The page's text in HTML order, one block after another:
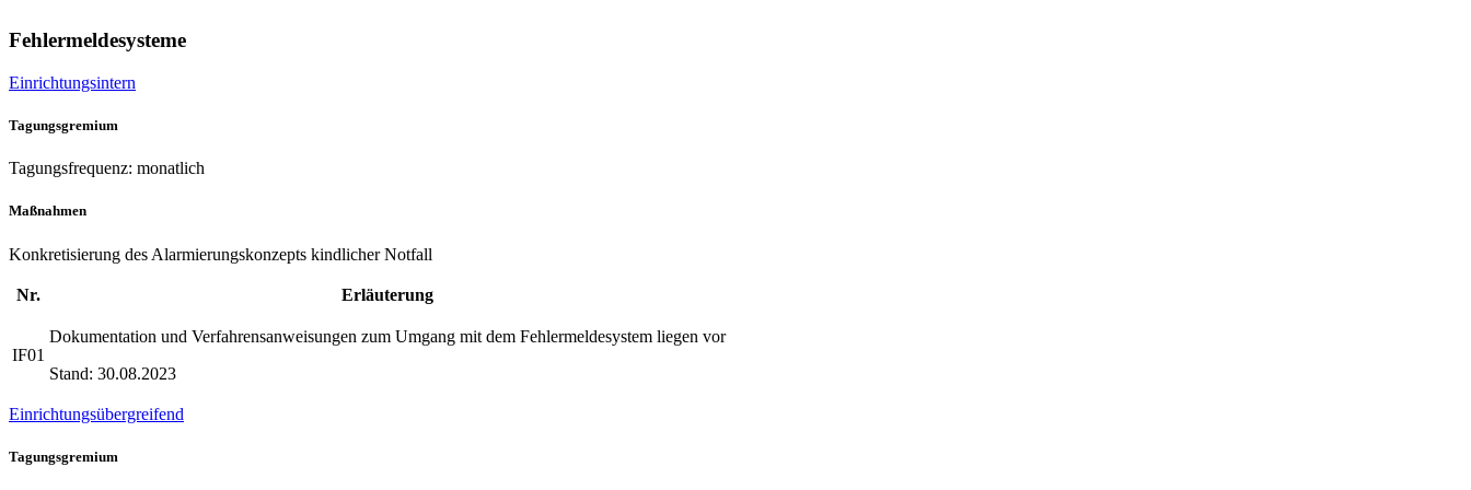
Fehlermeldesysteme
Einrichtungsintern
Tagungsgremium
Tagungsfrequenz: monatlich
Maßnahmen
Konkretisierung des Alarmierungskonzepts kindlicher Notfall
Nr. Erläuterung
IF01
Dokumentation und Verfahrensanweisungen zum Umgang mit dem Fehlermeldesystem liegen vor
Stand: 30.08.2023
Einrichtungsübergreifend
Tagungsgremium